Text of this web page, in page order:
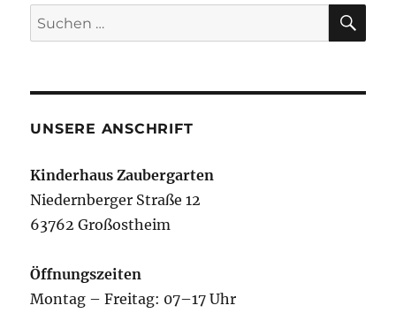
Suchen
nach:
UNSERE ANSCHRIFT
Kinderhaus Zaubergarten
Niedernberger Straße 12
63762 Großostheim
Öffnungszeiten
Montag – Freitag: 07–17 Uhr